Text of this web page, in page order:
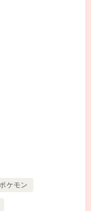
ケモン